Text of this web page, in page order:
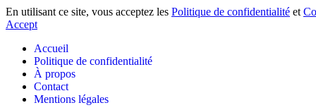
En utilisant ce site, vous acceptez les Politique de confidentialité et
Accept
Accueil
Politique de confidentialité
À propos
Contact
Mentions légales